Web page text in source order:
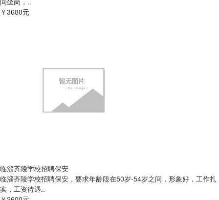
￥3680元
临淄齐陵学校招聘保安
临淄齐陵学校招聘保安，要求年龄段在50岁-54岁之间，形象好，工作扎
实，工资待遇..